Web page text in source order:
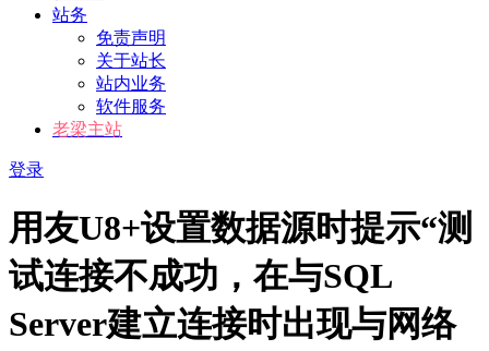
站务
免责声明
关于站长
站内业务
软件服务
老梁主站
登录
用友U8+设置数据源时提示“测
试连接不成功，在与SQL
Server建立连接时出现与网络